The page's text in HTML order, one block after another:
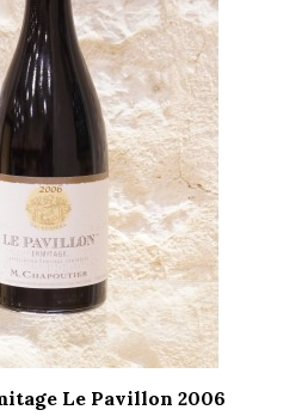
Le Pavillon 2006